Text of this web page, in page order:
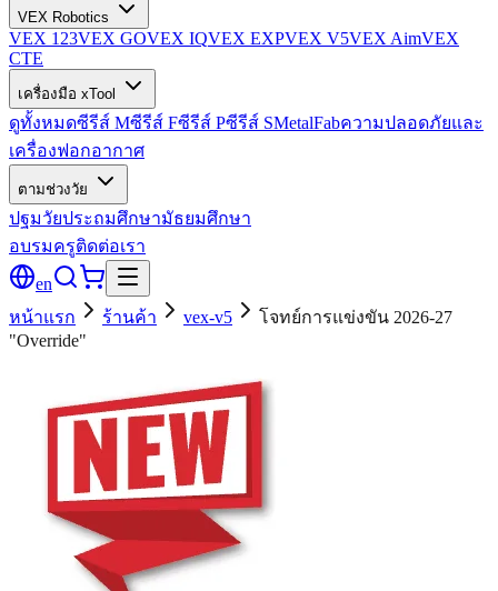
VEX Robotics
VEX 123VEX GOVEX IQVEX EXPVEX V5VEX AimVEX
CTE
เครื่องมือ xTool
ดูทั้งหมดซีรีส์ Mซีรีส์ Fซีรีส์ Pซีรีส์ SMetalFabความปลอดภัยและ
เครื่องฟอกอากาศ
ตามช่วงวัย
ปฐมวัยประถมศึกษามัธยมศึกษา
อบรมครูติดต่อเรา
en
หน้าแรก
ร้านค้า vex-v5
โจทย์การแข่งขัน 2026-27
"Override"